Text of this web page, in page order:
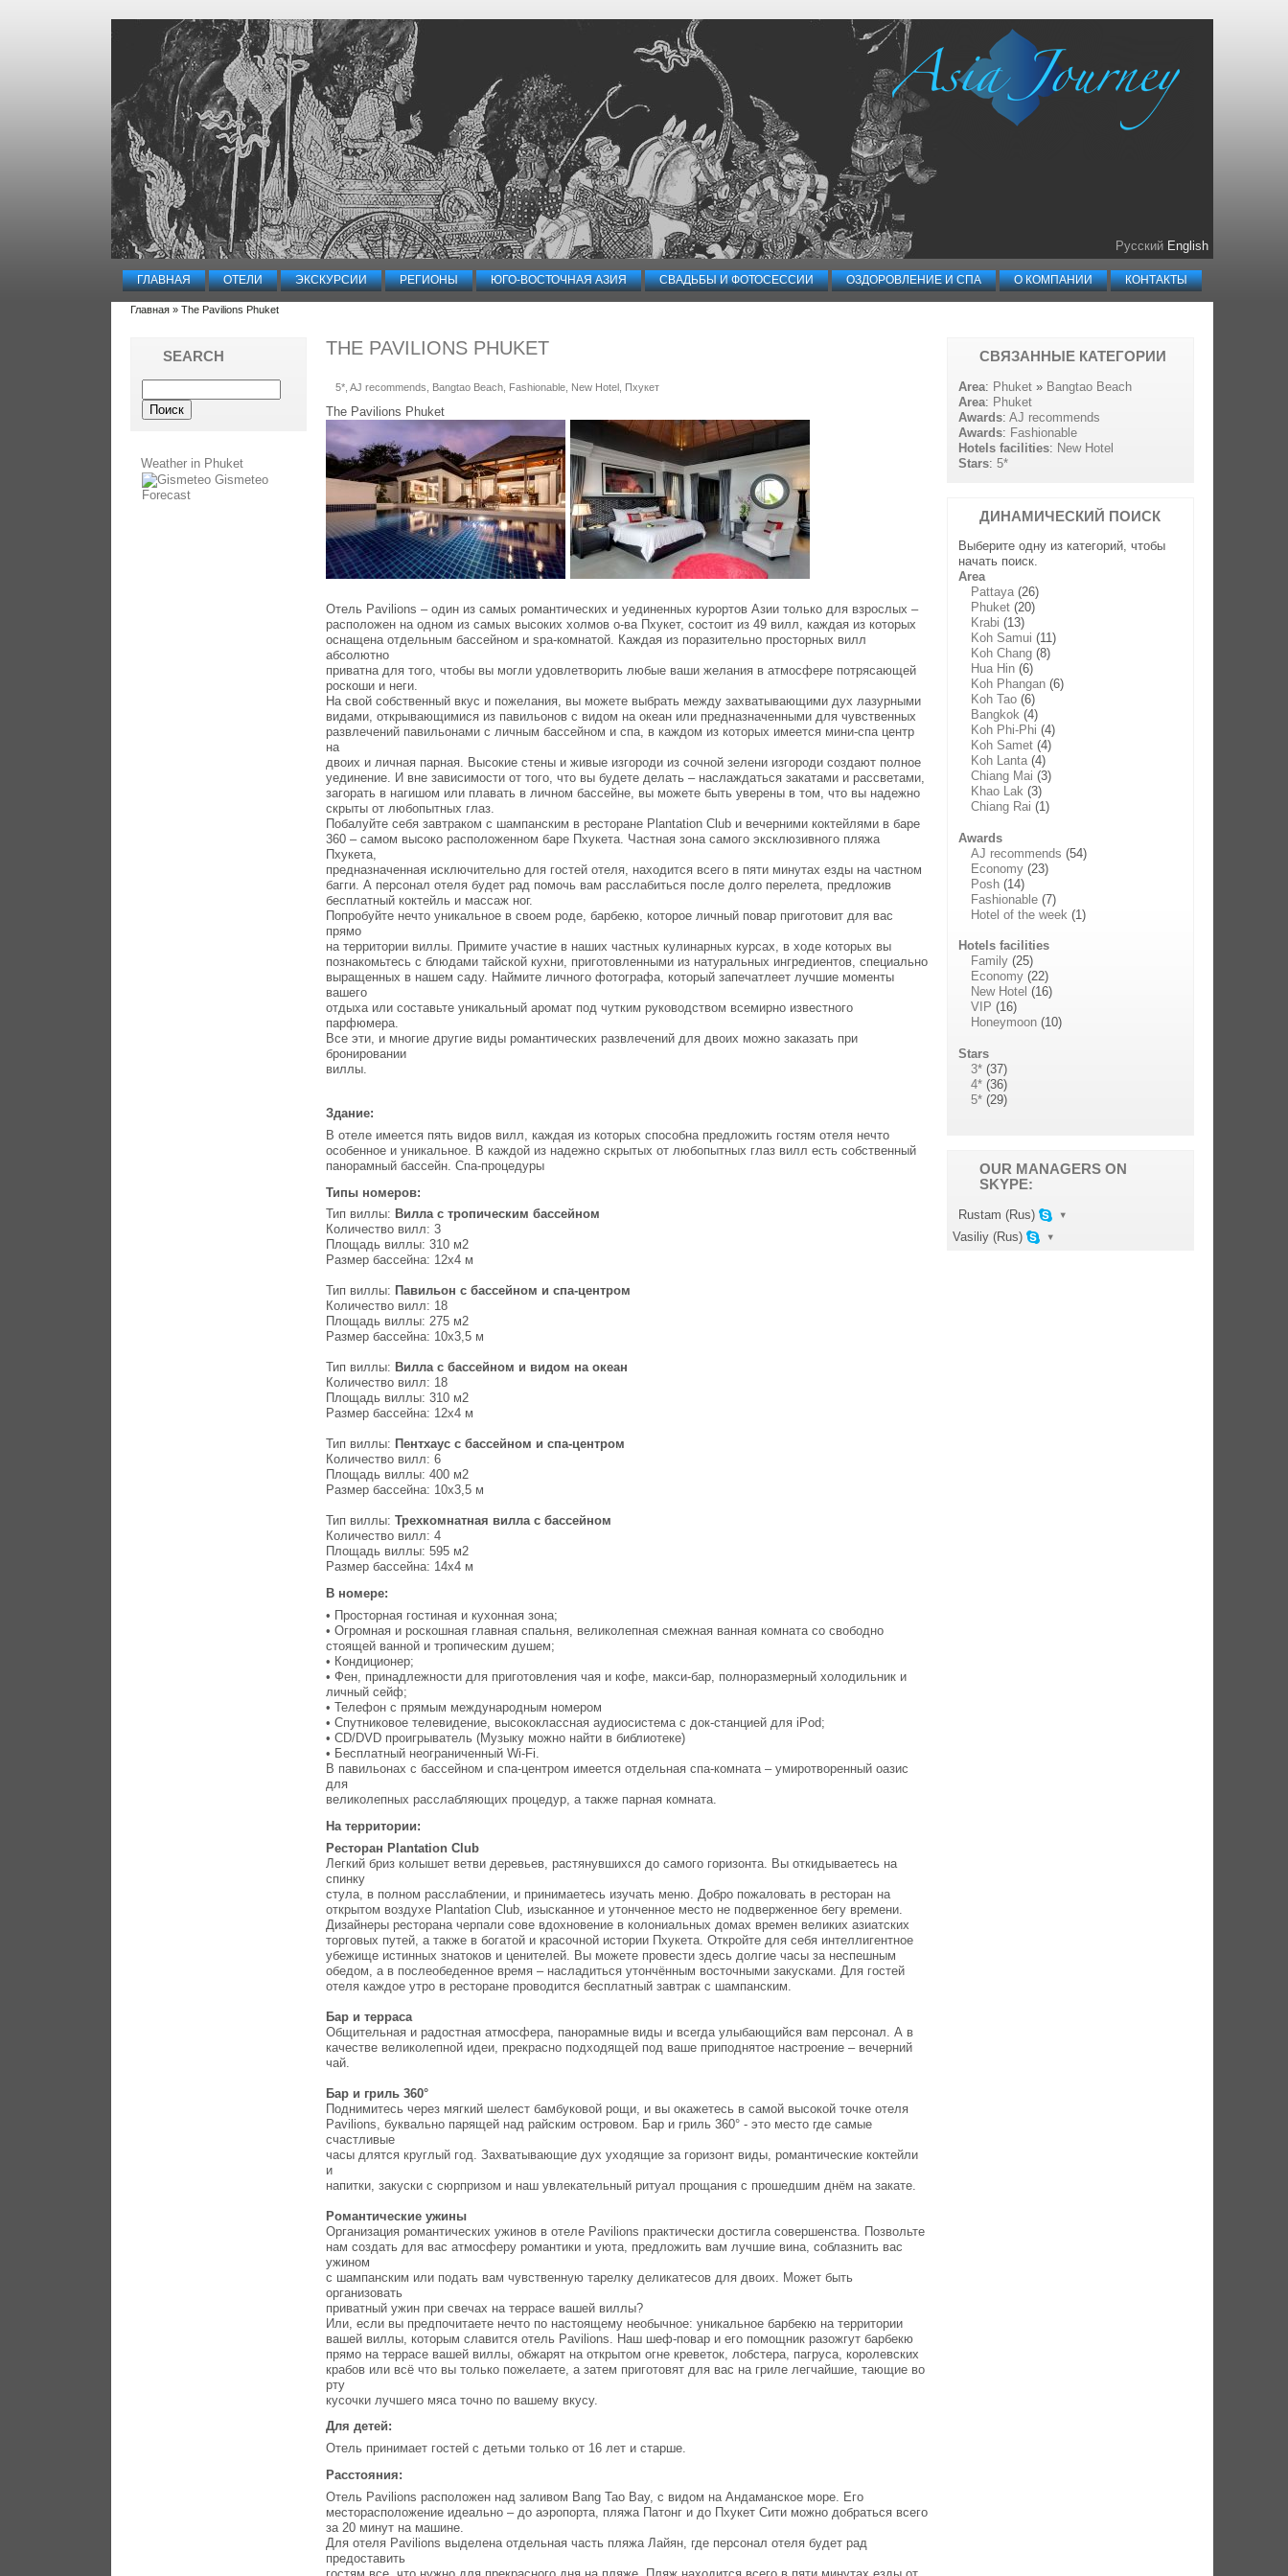
Русский English
ГЛАВНАЯ ОТЕЛИ ЭКСКУРСИИ РЕГИОНЫ ЮГО-ВОСТОЧНАЯ АЗИЯ СВАДЬБЫ И ФОТОСЕССИИ ОЗДОРОВЛЕНИЕ И СПА О КОМПАНИИ КОНТАКТЫ
Главная » The Pavilions Phuket
THE PAVILIONS PHUKET
5*, AJ recommends , Bangtao Beach, Fashionable, New Hotel, Пхукет
The Pavilions Phuket
Отель Pavilions – один из самых романтических и уединенных курортов Азии только для взрослых –
расположен на одном из самых высоких холмов о-ва Пхукет, состоит из 49 вилл, каждая из которых
оснащена отдельным бассейном и spa-комнатой. Каждая из поразительно просторных вилл
абсолютно
приватна для того, чтобы вы могли удовлетворить любые ваши желания в атмосфере потрясающей
роскоши и неги.
На свой собственный вкус и пожелания, вы можете выбрать между захватывающими дух лазурными
видами, открывающимися из павильонов с видом на океан или предназначенными для чувственных
развлечений павильонами с личным бассейном и спа, в каждом из которых имеется мини-спа центр
на
двоих и личная парная. Высокие стены и живые изгороди из сочной зелени изгороди создают полное
уединение. И вне зависимости от того, что вы будете делать – наслаждаться закатами и рассветами,
загорать в нагишом или плавать в личном бассейне, вы можете быть уверены в том, что вы надежно
скрыты от любопытных глаз.
Побалуйте себя завтраком с шампанским в ресторане Plantation Club и вечерними коктейлями в баре
360 – самом высоко расположенном баре Пхукета. Частная зона самого эксклюзивного пляжа
Пхукета,
предназначенная исключительно для гостей отеля, находится всего в пяти минутах езды на частном
багги. А персонал отеля будет рад помочь вам расслабиться после долго перелета, предложив
бесплатный коктейль и массаж ног.
Попробуйте нечто уникальное в своем роде, барбекю, которое личный повар приготовит для вас
прямо
на территории виллы. Примите участие в наших частных кулинарных курсах, в ходе которых вы
познакомьтесь с блюдами тайской кухни, приготовленными из натуральных ингредиентов, специально
выращенных в нашем саду. Наймите личного фотографа, который запечатлеет лучшие моменты
вашего
отдыха или составьте уникальный аромат под чутким руководством всемирно известного
парфюмера.
Все эти, и многие другие виды романтических развлечений для двоих можно заказать при
бронировании
виллы.
Здание:
В отеле имеется пять видов вилл, каждая из которых способна предложить гостям отеля нечто
особенное и уникальное. В каждой из надежно скрытых от любопытных глаз вилл есть собственный
панорамный бассейн. Спа-процедуры
Типы номеров:
Тип виллы: Вилла с тропическим бассейном
Количество вилл: 3
Площадь виллы: 310 м2
Размер бассейна: 12х4 м
Тип виллы: Павильон с бассейном и спа-центром
Количество вилл: 18
Площадь виллы: 275 м2
Размер бассейна: 10х3,5 м
Тип виллы: Вилла с бассейном и видом на океан
Количество вилл: 18
Площадь виллы: 310 м2
Размер бассейна: 12х4 м
Тип виллы: Пентхаус с бассейном и спа-центром
Количество вилл: 6
Площадь виллы: 400 м2
Размер бассейна: 10х3,5 м
Тип виллы:Трехкомнатная вилла с бассейном
Количество вилл: 4
Площадь виллы: 595 м2
Размер бассейна: 14х4 м
В номере:
• Просторная гостиная и кухонная зона;
• Огромная и роскошная главная спальня, великолепная смежная ванная комната со свободно
стоящей ванной и тропическим душем;
• Кондиционер;
• Фен, принадлежности для приготовления чая и кофе, макси-бар, полноразмерный холодильник и
личный сейф;
• Телефон с прямым международным номером
• Спутниковое телевидение, высококлассная аудиосистема с док-станцией для iPod;
• CD/DVD проигрыватель (Музыку можно найти в библиотеке)
• Бесплатный неограниченный Wi-Fi.
В павильонах с бассейном и спа-центром имеется отдельная спа-комната – умиротворенный оазис
для
великолепных расслабляющих процедур, а также парная комната.
На территории:
Ресторан Plantation Club
Легкий бриз колышет ветви деревьев, растянувшихся до самого горизонта. Вы откидываетесь на
спинку
стула, в полном расслаблении, и принимаетесь изучать меню. Добро пожаловать в ресторан на
открытом воздухе Plantation Club, изысканное и утонченное место не подверженное бегу времени.
Дизайнеры ресторана черпали сове вдохновение в колониальных домах времен великих азиатских
торговых путей, а также в богатой и красочной истории Пхукета. Откройте для себя интеллигентное
убежище истинных знатоков и ценителей. Вы можете провести здесь долгие часы за неспешным
обедом, а в послеобеденное время – насладиться утончённым восточными закусками. Для гостей
отеля каждое утро в ресторане проводится бесплатный завтрак с шампанским.
Бар и терраса
Общительная и радостная атмосфера, панорамные виды и всегда улыбающийся вам персонал. А в
качестве великолепной идеи, прекрасно подходящей под ваше приподнятое настроение – вечерний
чай.
Бар и гриль 360°
Поднимитесь через мягкий шелест бамбуковой рощи, и вы окажетесь в самой высокой точке отеля
Pavilions, буквально парящей над райским островом. Бар и гриль 360° - это место где самые
счастливые
часы длятся круглый год. Захватывающие дух уходящие за горизонт виды, романтические коктейли
и
напитки, закуски с сюрпризом и наш увлекательный ритуал прощания с прошедшим днём на закате.
Романтические ужины
Организация романтических ужинов в отеле Pavilions практически достигла совершенства. Позвольте
нам создать для вас атмосферу романтики и уюта, предложить вам лучшие вина, соблазнить вас
ужином
с шампанским или подать вам чувственную тарелку деликатесов для двоих. Может быть
организовать
приватный ужин при свечах на террасе вашей виллы?
Или, если вы предпочитаете нечто по настоящему необычное: уникальное барбекю на территории
вашей виллы, которым славится отель Pavilions. Наш шеф-повар и его помощник разожгут барбекю
прямо на террасе вашей виллы, обжарят на открытом огне креветок, лобстера, пагруса, королевских
крабов или всё что вы только пожелаете, а затем приготовят для вас на гриле легчайшие, тающие во
рту
кусочки лучшего мяса точно по вашему вкусу.
Для детей:
Отель принимает гостей с детьми только от 16 лет и старше.
Расстояния:
Отель Pavilions расположен над заливом Bang Tao Bay, с видом на Андаманское море. Его
месторасположение идеально – до аэропорта, пляжа Патонг и до Пхукет Сити можно добраться всего
за 20 минут на машине.
Для отеля Pavilions выделена отдельная часть пляжа Лайян, где персонал отеля будет рад
предоставить
SEARCH
Weather in Phuket
Gismeteo
Forecast
СВЯЗАННЫЕ КАТЕГОРИИ
Area: Phuket » Bangtao Beach
Area: Phuket
Awards:AJ recommends
Awards: Fashionable
Hotels facilities: New Hotel
Stars:5*
ДИНАМИЧЕСКИЙ ПОИСК
Выберите одну из категорий, чтобы
начать поиск.
Area
Pattaya (26)
Phuket (20)
Krabi (13)
Koh Samui (11)
Koh Chang (8)
Hua Hin (6)
Koh Phangan (6)
Koh Tao (6)
Bangkok (4)
Koh Phi-Phi (4)
Koh Samet (4)
Koh Lanta (4)
Chiang Mai (3)
Khao Lak (3)
Chiang Rai (1)
Awards
AJ recommends (54)
Economy (23)
Posh (14)
Fashionable (7)
Hotel of the week (1)
Hotels facilities
Family (25)
Economy (22)
New Hotel (16)
VIP (16)
Honeymoon (10)
Stars
3* (37)
4* (36)
5* (29)
OUR MANAGERS ON
SKYPE:
Rustam (Rus) ▾
Vasiliy (Rus) ▾